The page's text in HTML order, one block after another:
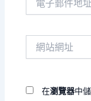
在瀏覽器中